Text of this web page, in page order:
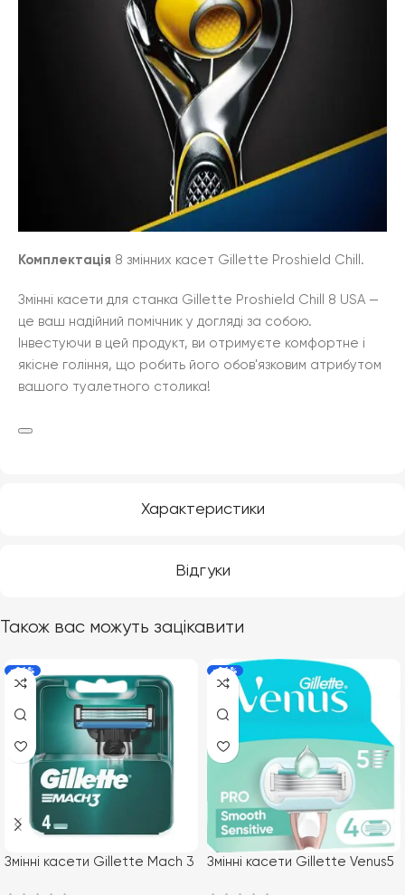
Характеристики
Відгуки
Комплектація 8 змінних касет Gillette Proshield Chill.
Змінні касети для станка Gillette Proshield Chill 8 USA —
це ваш надійний помічник у догляді за собою.
Інвестуючи в цей продукт, ви отримуєте комфортне і
якісне гоління, що робить його обов'язковим атрибутом
вашого туалетного столика!
Також вас можуть зацікавити
-26%
Змінні касети Gillette Mach 3
-26%
Змінні касети Gillette Venus5